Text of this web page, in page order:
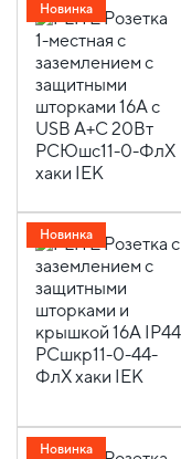
Новинка
Новинка
Новинка